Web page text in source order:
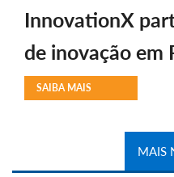
InnovationX
de inovação em
SAIBA MAIS
MAIS